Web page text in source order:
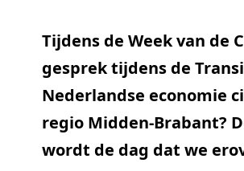
Tijdens de Week van de
gesprek tijdens de
Nederlandse economie
regio Midden-Brabant?
wordt de dag dat we